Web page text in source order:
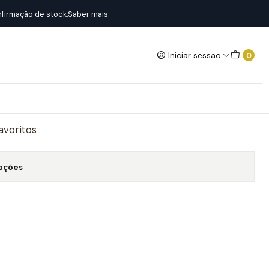
Iniciar sessão 0
de stock.Saber mais